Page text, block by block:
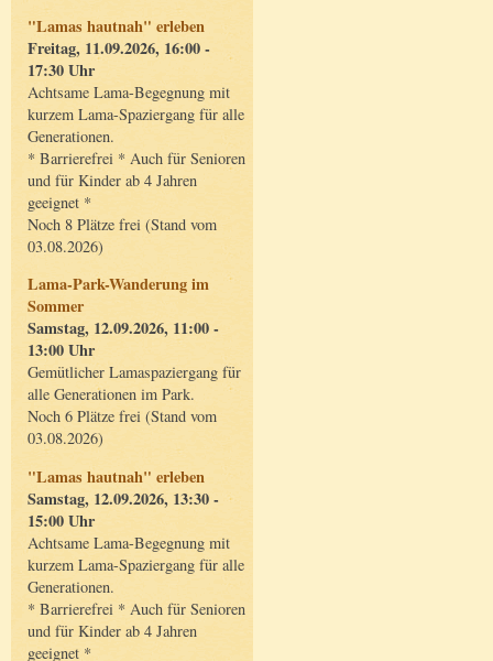
"Lamas hautnah" erleben
Freitag, 11.09.2026, 16:00 -
17:30 Uhr
Achtsame Lama-Begegnung mit
kurzem Lama-Spaziergang für alle
Generationen.
* Barrierefrei * Auch für Senioren
und für Kinder ab 4 Jahren
geeignet *
Noch 8 Plätze frei (Stand vom
03.08.2026)
Lama-Park-Wanderung im
Sommer
Samstag, 12.09.2026, 11:00 -
13:00 Uhr
Gemütlicher Lamaspaziergang für
alle Generationen im Park.
Noch 6 Plätze frei (Stand vom
03.08.2026)
"Lamas hautnah" erleben
Samstag, 12.09.2026, 13:30 -
15:00 Uhr
Achtsame Lama-Begegnung mit
kurzem Lama-Spaziergang für alle
Generationen.
* Barrierefrei * Auch für Senioren
und für Kinder ab 4 Jahren
geeignet *